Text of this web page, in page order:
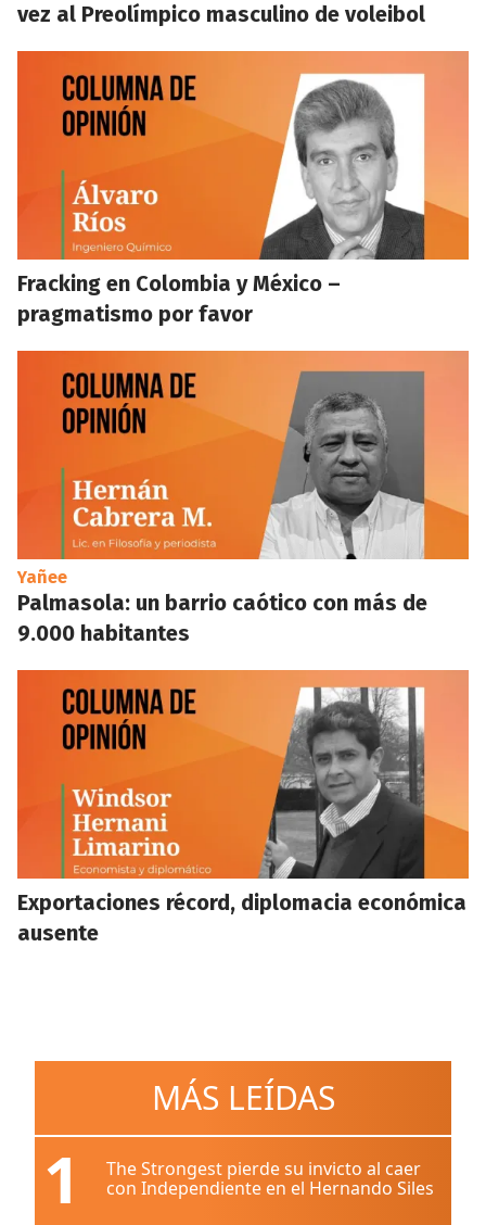
vez al Preolímpico masculino de voleibol
Fracking en Colombia y México –
pragmatismo por favor
Yañee
Palmasola: un barrio caótico con más de
9.000 habitantes
Exportaciones récord, diplomacia económica
ausente
MÁS LEÍDAS
1
The Strongest pierde su invicto al caer
con Independiente en el Hernando Siles